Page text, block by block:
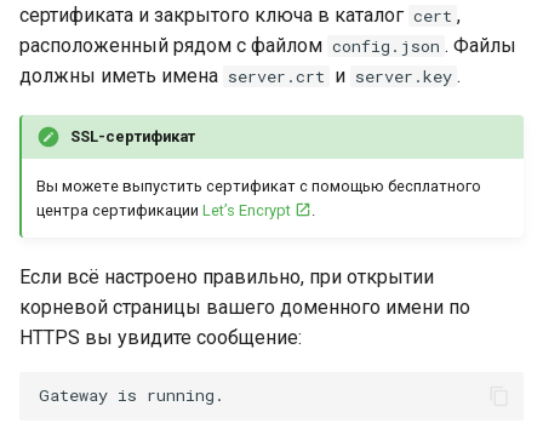
сертификата и закрытого ключа в каталог cert ,
расположенный рядом с файлом config.json . Файлы
должны иметь имена server.crt и server.key .
SSL-сертификат
Вы можете выпустить сертификат с помощью бесплатного
центра сертификации Let’s Encrypt
Если всё настроено правильно, при открытии
корневой страницы вашего доменного имени по
HTTPS вы увидите сообщение: